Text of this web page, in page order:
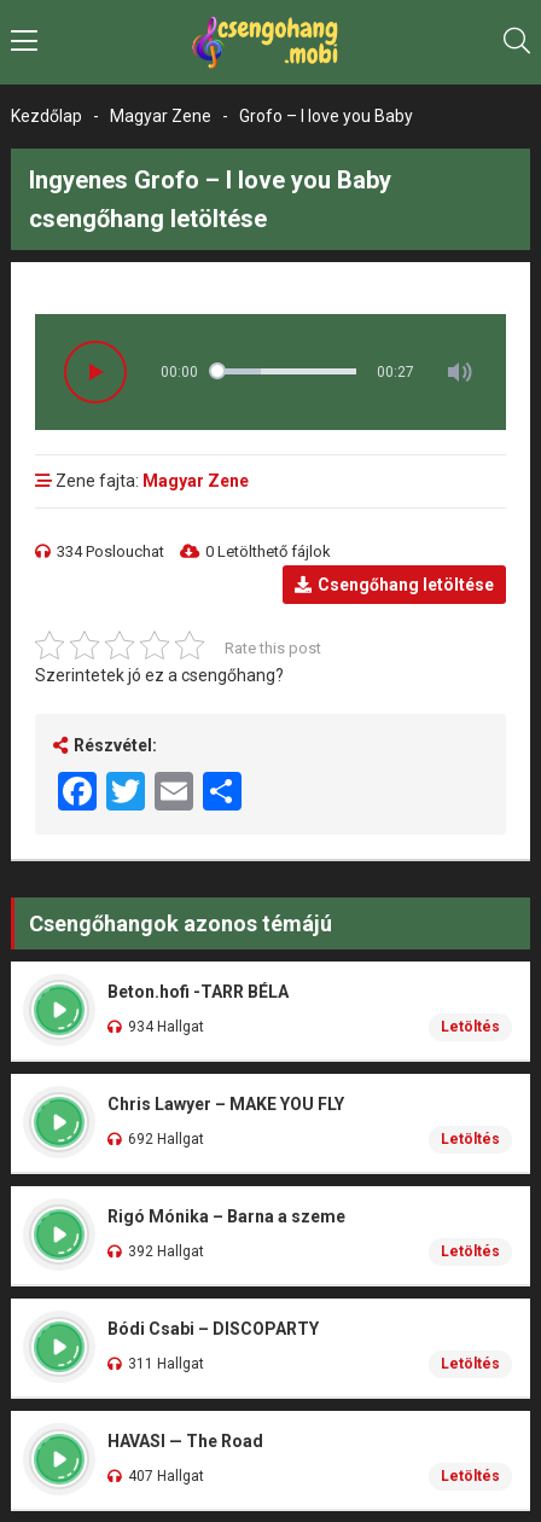
Kezdőlap - Magyar Zene - Grofo – I love you Baby
Ingyenes Grofo – I love you Baby
csengőhang letöltése
00:00 00:27
Zene fajta: Magyar Zene
334 Poslouchat 0 Letölthető fájlok
Csengőhang letöltése
Rate this post
Szerintetek jó ez a csengőhang?
Részvétel:
Facebook
Twitter
EmailShare
Csengőhangok azonos témájú
Beton.hofi -TARR BÉLA
934 Hallgat Letöltés
Chris Lawyer – MAKE YOU FLY
692 Hallgat Letöltés
Rigó Mónika – Barna a szeme
392 Hallgat Letöltés
Bódi Csabi – DISCOPARTY
311 Hallgat Letöltés
HAVASI — The Road
407 Hallgat Letöltés